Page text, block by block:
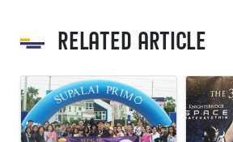
RELATED ARTICLE